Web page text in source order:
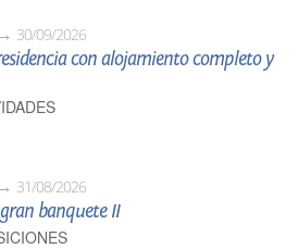
30/09/2026
con alojamiento completo y
31/08/2026
banquete II